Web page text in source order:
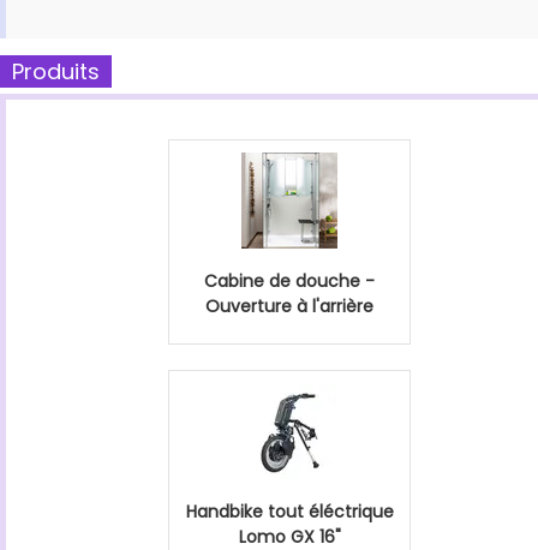
Produits
Cabine de douche -
Ouverture à l'arrière
Handbike tout éléctrique
Lomo GX 16"